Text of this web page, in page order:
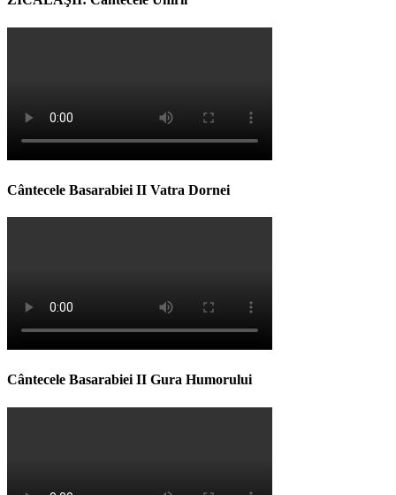
Cântecele Basarabiei II Vatra Dornei
Cântecele Basarabiei II Gura Humorului